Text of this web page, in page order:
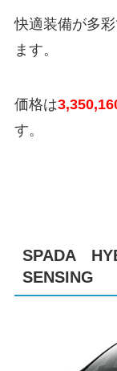
快適装備が多
ます。
価格は
す。
SPADA
SENSING